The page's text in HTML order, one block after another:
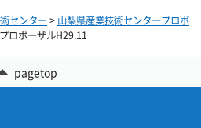
センター> 山梨県産業技術センタープロポ
ロポーザルH29.11
pagetop